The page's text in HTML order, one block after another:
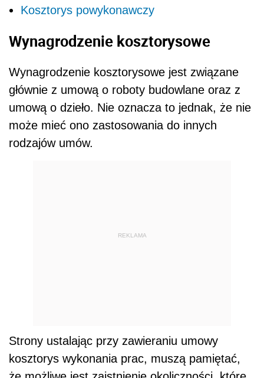
Kosztorys powykonawczy
Wynagrodzenie kosztorysowe
Wynagrodzenie kosztorysowe jest związane
głównie z umową o roboty budowlane oraz z
umową o dzieło. Nie oznacza to jednak, że nie
może mieć ono zastosowania do innych
rodzajów umów.
REKLAMA
Strony ustalając przy zawieraniu umowy
kosztorys wykonania prac, muszą pamiętać,